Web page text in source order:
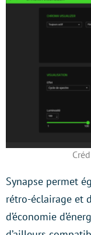
Synapse permet
rétro-éclairage et
d’économie